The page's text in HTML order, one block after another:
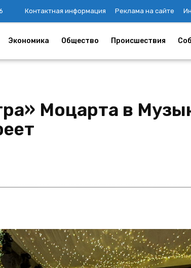
Контактная информация Реклама на сайте
Экономика Общество Происшествия
Моцарта в